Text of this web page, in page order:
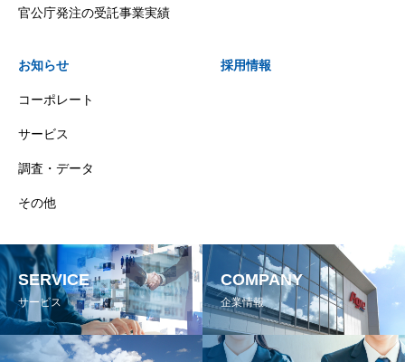
官公庁発注の受託事業実績
お知らせ
コーポレート
サービス
調査・データ
その他
採用情報
SERVICE
サービス
COMPANY
企業情報